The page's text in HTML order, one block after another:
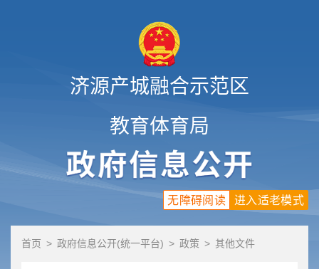
济源产城融合示范区
教育体育局
进入适老模式
无障碍阅读
首页 > 政府信息公开(统一平台) > 政策 > 其他文件